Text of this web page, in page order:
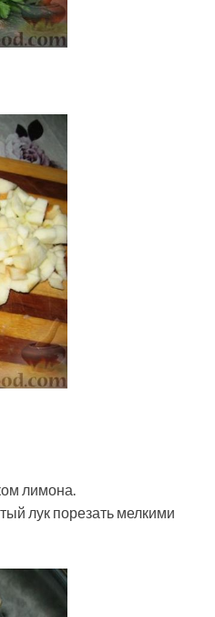
лимона.
лук порезать мелкими